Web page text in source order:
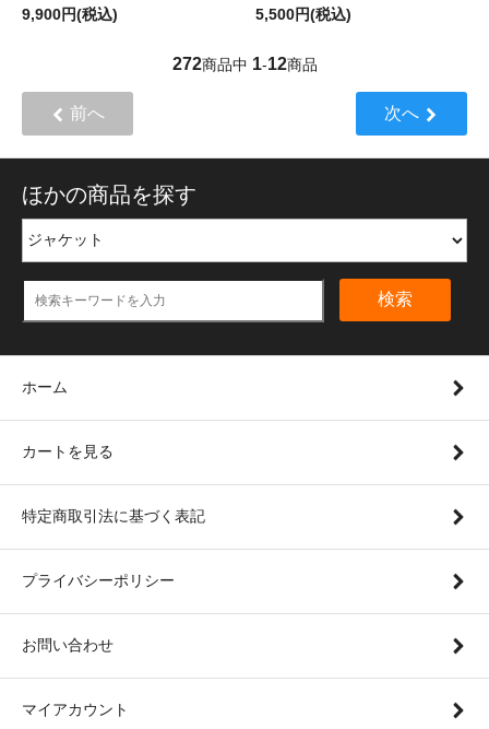
9,900円(税込)
5,500円(税込)
272商品中 1-12商品
前へ 次へ
ほかの商品を探す
検索
ホーム
カートを見る
特定商取引法に基づく表記
プライバシーポリシー
お問い合わせ
マイアカウント